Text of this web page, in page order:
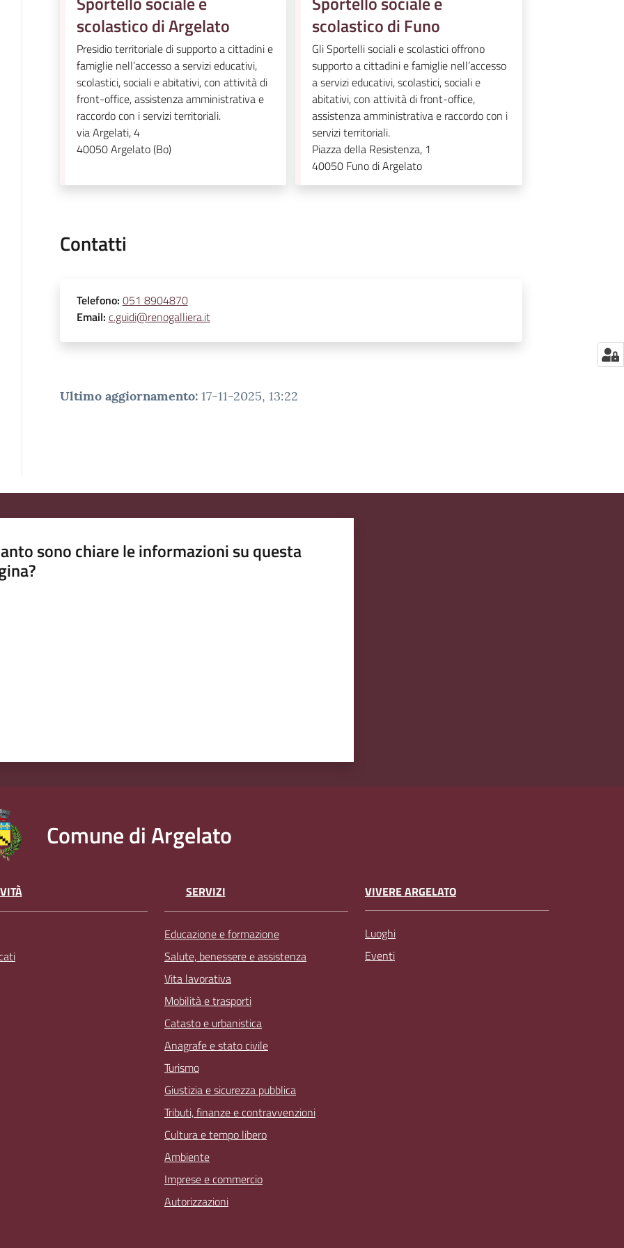
scolastico di Argelato
Presidio territoriale di supporto a cittadini e
famiglie nell’accesso a servizi educativi,
scolastici, sociali e abitativi, con attività di
front-office, assistenza amministrativa e
raccordo con i servizi territoriali.
via Argelati, 4
40050Argelato (Bo)
scolastico di Funo
Gli Sportelli sociali e scolastici offrono
supporto a cittadini e famiglie nell’accesso
a servizi educativi, scolastici, sociali e
abitativi, con attività di front-office,
assistenza amministrativa e raccordo con i
servizi territoriali.
Piazza della Resistenza, 1
40050 Funo di Argelato
Contatti
Telefono: 051 8904870
Email: c.guidi@renogalliera.it
Ultimo aggiornamento: 17-11-2025, 13:22
sono chiare le informazioni su questa
Comune di Argelato
SERVIZI
Educazione e formazione
Salute, benessere e assistenza
Vita lavorativa
Mobilità e trasporti
Catasto e urbanistica
Anagrafe e stato civile
Turismo
Giustizia e sicurezza pubblica
Tributi, finanze e contravvenzioni
Cultura e tempo libero
Ambiente
Imprese e commercio
Autorizzazioni
VIVERE ARGELATO
Luoghi
Eventi